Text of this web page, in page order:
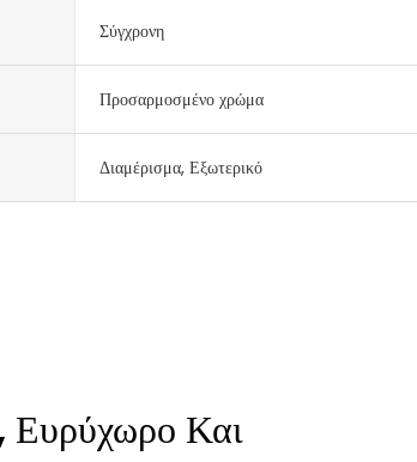
Σύγχρονη
Προσαρμοσμένο χρώμα
Διαμέρισμα, Εξωτερικό
Ευρύχωρο Και